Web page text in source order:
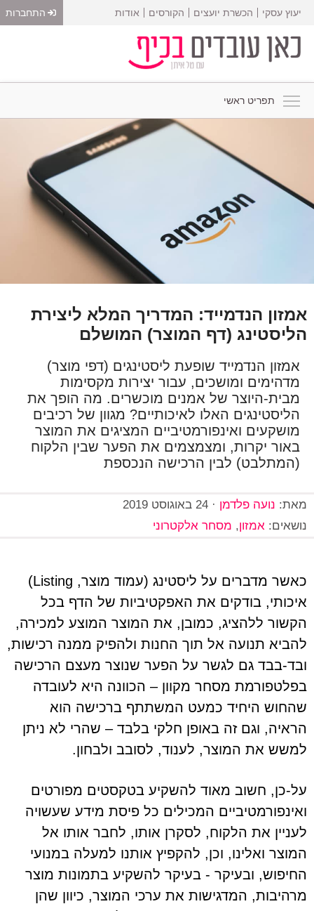
יעוץ עסקי הכשרת יועצים הקורסים אודות התחברות
תפריט ראשי
אמזון הנדמייד: המדריך המלא ליצירת
הליסטינג (דף המוצר) המושלם
אמזון הנדמייד שופעת ליסטינגים (דפי מוצר)
מדהימים ומושכים, עבור יצירות מקסימות
מבית-היוצר של אמנים מוכשרים. מה הופך את
הליסטינגים האלו לאיכותיים? מגוון של רכיבים
מושקעים ואינפורמטיביים המציגים את המוצר
באור יקרות, ומצמצמים את הפער שבין הלקוח
(המתלבט) לבין הרכישה הנכספת
מאת: נועה פלדמן· 24 באוגוסט 2019
נושאים: אמזון, מסחר אלקטרוני
כאשר מדברים על ליסטינג (עמוד מוצר, Listing)
איכותי, בודקים את האפקטיביות של הדף בכל
הקשור ללהציג, כמובן, את המוצר המוצע למכירה,
להביא תנועה אל תוך החנות ולהפיק ממנה רכישות,
ובד-בבד גם לגשר על הפער שנוצר מעצם הרכישה
בפלטפורמת מסחר מקוון – הכוונה היא לעובדה
שהחוש היחיד כמעט המשתתף ברכישה הוא
הראיה, וגם זה באופן חלקי בלבד – שהרי לא ניתן
למשש את המוצר, לענוד, לסובב ולבחון.
על-כן, חשוב מאוד להשקיע בטקסטים מפורטים
ואינפורמטיביים המכילים כל פיסת מידע שעשויה
לעניין את הלקוח, לסקרן אותו, לחבר אותו אל
המוצר ואלינו, וכן, להקפיץ אותנו למעלה במנועי
החיפוש, ובעיקר - בעיקר להשקיע בתמונות מוצר
מרהיבות, המדגישות את ערכי המוצר, כיוון שהן